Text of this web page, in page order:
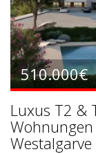
510.000€
Luxus T2 &
Westalgarve